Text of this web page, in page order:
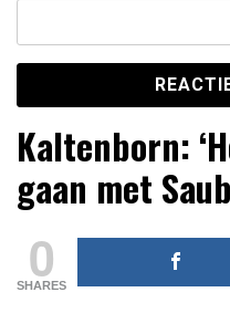
Kaltenborn:
gaan met
0
SHARES